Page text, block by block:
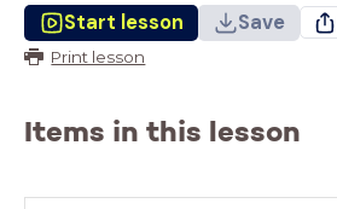
Start lesson Save
Print lesson
Items in this lesson